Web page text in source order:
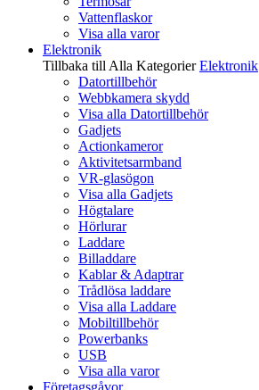
Vattenflaskor
Visa alla varor
Elektronik
Tillbaka till Alla Kategorier Elektronik
Datortillbehör
Webbkamera skydd
Visa alla Datortillbehör
Gadjets
Actionkameror
Aktivitetsarmband
VR-glasögon
Visa alla Gadjets
Högtalare
Hörlurar
Laddare
Billaddare
Kablar & Adaptrar
Trådlösa laddare
Visa alla Laddare
Mobiltillbehör
Powerbanks
USB
Visa alla varor
Företagsgåvor